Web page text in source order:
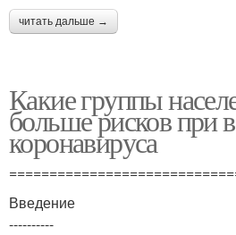
читать дальше →
Какие группы
больше рисков при
коронавируса
Введение
----------